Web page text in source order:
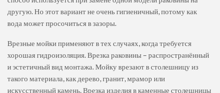
другую. Но этот вариант не очень гигиеничный, потому как
вода может просочиться в зазоры.
Врезные мойки применяют в тех случаях, когда требуется
хорошая гидроизоляция. Врезка раковины – распространённый
и эстетичный вид монтажа. Мойку врезают в столешницу из
такого материала, как дерево, гранит, мрамор или
искусственный камень. Врезка изделия в каменные столешницы